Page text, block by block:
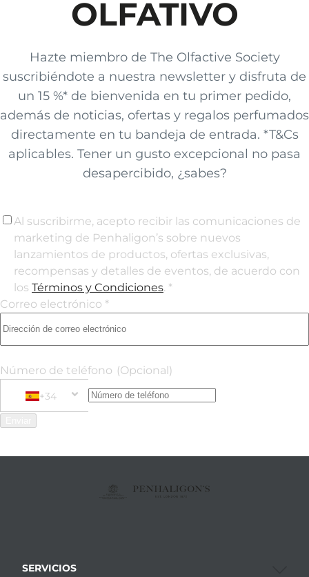
OLFATIVO
Hazte miembro de The Olfactive Society
suscribiéndote a nuestra newsletter y disfruta de
un 15 %* de bienvenida en tu primer pedido,
además de noticias, ofertas y regalos perfumados
directamente en tu bandeja de entrada. *T&Cs
aplicables. Tener un gusto excepcional no pasa
desapercibido, ¿sabes?
Al suscribirme, acepto recibir las comunicaciones de
marketing de Penhaligon’s sobre nuevos
lanzamientos de productos, ofertas exclusivas,
recompensas y detalles de eventos, de acuerdo con
los Términos y Condiciones. *
Correo electrónico *
Número de teléfono (Opcional)
+34
+34 Spain (España)
Phone Number
SERVICIOS